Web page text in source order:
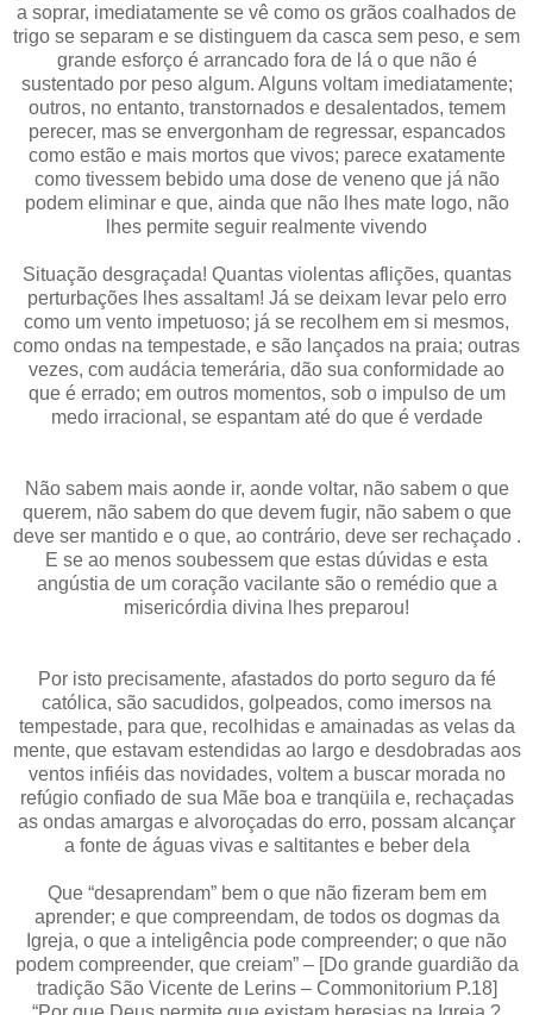
a soprar, imediatamente se vê como os grãos coalhados de
trigo se separam e se distinguem da casca sem peso, e sem
grande esforço é arrancado fora de lá o que não é
sustentado por peso algum. Alguns voltam imediatamente;
outros, no entanto, transtornados e desalentados, temem
perecer, mas se envergonham de regressar, espancados
como estão e mais mortos que vivos; parece exatamente
como tivessem bebido uma dose de veneno que já não
podem eliminar e que, ainda que não lhes mate logo, não
lhes permite seguir realmente vivendo
Situação desgraçada! Quantas violentas aflições, quantas
perturbações lhes assaltam! Já se deixam levar pelo erro
como um vento impetuoso; já se recolhem em si mesmos,
como ondas na tempestade, e são lançados na praia; outras
vezes, com audácia temerária, dão sua conformidade ao
que é errado; em outros momentos, sob o impulso de um
medo irracional, se espantam até do que é verdade
Não sabem mais aonde ir, aonde voltar, não sabem o que
querem, não sabem do que devem fugir, não sabem o que
deve ser mantido e o que, ao contrário, deve ser rechaçado .
E se ao menos soubessem que estas dúvidas e esta
angústia de um coração vacilante são o remédio que a
misericórdia divina lhes preparou!
Por isto precisamente, afastados do porto seguro da fé
católica, são sacudidos, golpeados, como imersos na
tempestade, para que, recolhidas e amainadas as velas da
mente, que estavam estendidas ao largo e desdobradas aos
ventos infiéis das novidades, voltem a buscar morada no
refúgio confiado de sua Mãe boa e tranqüila e, rechaçadas
as ondas amargas e alvoroçadas do erro, possam alcançar
a fonte de águas vivas e saltitantes e beber dela
Que “desaprendam” bem o que não fizeram bem em
aprender; e que compreendam, de todos os dogmas da
Igreja, o que a inteligência pode compreender; o que não
podem compreender, que creiam” – [Do grande guardião da
tradição São Vicente de Lerins – Commonitorium P.18]